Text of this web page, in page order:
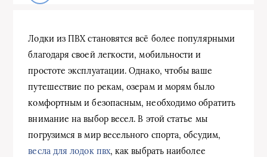
Лодки из ПВХ становятся всё более популярными
благодаря своей легкости, мобильности и
простоте эксплуатации. Однако, чтобы ваше
путешествие по рекам, озерам и морям было
комфортным и безопасным, необходимо обратить
внимание на выбор весел. В этой статье мы
погрузимся в мир весельного спорта, обсудим,
весла для лодок пвх, как выбрать наиболее